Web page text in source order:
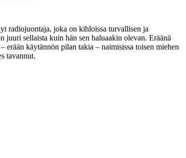
radiojuontaja, joka on kihloissa turvallisen ja
juuri sellaista kuin hän sen haluaakin olevan. Eräänä
erään käytännön pilan takia – naimisissa toisen miehen
tavannut.